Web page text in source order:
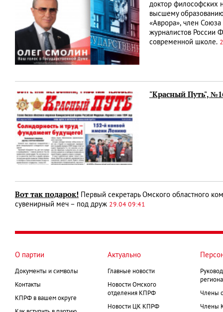
доктор философских
высшему
«Аврора», член
журналистов России
современной школе.
"Красный Путь",
Вот так подарок! Первый секретарь Омского областного
сувенирный меч – под друж 29.04 09:41
О партии
Документы и символы
Контакты
КПРФ в вашем округе
Актуально
Главные новости
Новости Омского
отделения КПРФ
Новости ЦК КПРФ
Члены
Члены